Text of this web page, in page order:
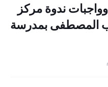
ندوة مركز
المصطفى بمدرسة